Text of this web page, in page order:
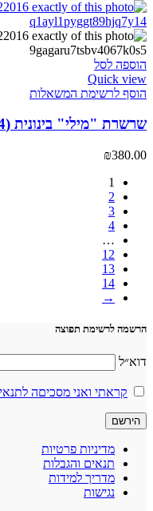
הוספה לסל
Quick view
הוסף לרשימת המשאלות
שרשרת "מילי" בינונית (024)
₪380.00
1
2
3
4
…
12
13
14
→
הרשמה לרשימת תפוצה
דוא״ל
קראתי ואני מסכיםה
מדיניות פרטיות
תנאים והגבלות
מדריך למידות
נגישות